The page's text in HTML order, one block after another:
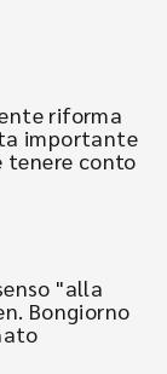
riforma
importante
tenere conto
"alla
Bongiorno